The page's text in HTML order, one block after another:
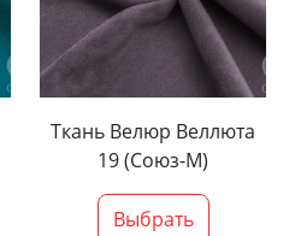
Ткань Велюр Веллюта
19 (Союз-М)
Выбрать